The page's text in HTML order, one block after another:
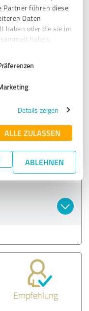
Partner führen diese
Daten
haben oder die sie im
haben.
Details zeigen
ALLE ZULASSEN
ABLEHNEN
war sehr
neue
und Ihrem Team alles
Empfehlung